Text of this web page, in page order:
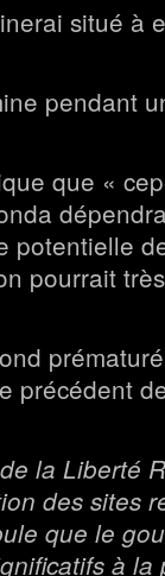
situé à
pendant
que «
potentielle
pourrait
précédent
la Liberté
des sites
que le
à